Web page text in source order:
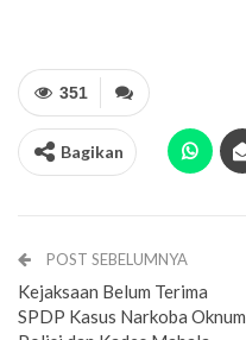
351
Bagikan
POST SEBELUMNYA
Kejaksaan Belum Terima
SPDP Kasus Narkoba Oknum